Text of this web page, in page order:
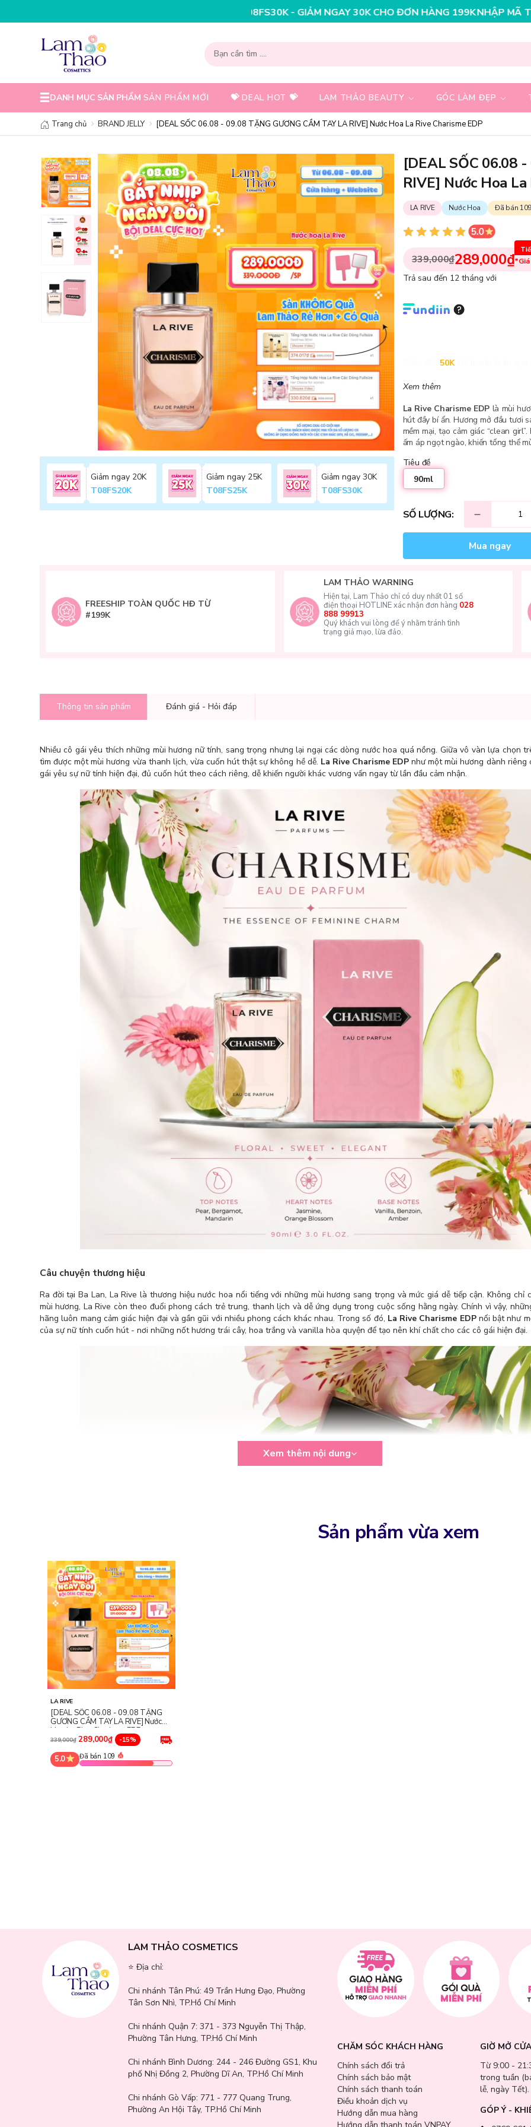
NHẬP MÃ T08FS30K - GIẢM NGAY 30K CHO ĐƠN HÀNG 199KNHẬP MÃ T08FS25K - GIẢM
DANH MỤC SẢN PHẨM SẢN PHẨM MỚI 💝 DEAL HOT 💝 LAM THẢO BEAUTY GÓC LÀM ĐẸP
Trang chủ BRAND JELLY [DEAL SỐC 06.08 - 09.08 TẶNG GƯƠNG CẦM TAY LA RIVE] Nước Hoa La Rive Charisme EDP
Giảm ngay 20K
T08FS20K
Giảm ngay 25K
T08FS25K
Giảm ngay 30K
T08FS30K
[DEAL SỐC 06.08
RIVE] Nước Hoa
LA RIVE Nước Hoa Đã bán 109
339,000₫289,000₫
Trả sau đến 12 tháng với
50K
Xem thêm
La Rive Charisme EDP là mùi
hút đầy bí ẩn. Hương mở đầu tươi
mềm mại, tạo cảm giác “clean
ấm áp ngọt ngào, khiến tổng thể
Tiêu đề
90ml
SỐ LƯỢNG:
Mua ngay
FREESHIP TOÀN QUỐC HĐ TỪ
#199K
LAM THẢO WARNING
Hiện tại, Lam Thảo chỉ có duy nhất 01 số
điện thoại HOTLINE xác nhận đơn hàng 028
888 99913
Quý khách vui lòng để ý nhằm tránh tình
trạng giả mạo, lừa đảo.
Thông tin sản phẩm Đánh giá - Hỏi đáp
Nhiều cô gái yêu thích những mùi hương nữ tính, sang trọng nhưng lại ngại các dòng nước hoa quá nồng. Giữa vô vàn lựa chọn
tìm được một mùi hương vừa thanh lịch, vừa cuốn hút thật sự không hề dễ. La Rive Charisme EDP như một mùi hương dành riêng
gái yêu sự nữ tính hiện đại, đủ cuốn hút theo cách riêng, dễ khiến người khác vương vấn ngay từ lần đầu cảm nhận.
Câu chuyện thương hiệu
Ra đời tại Ba Lan, La Rive là thương hiệu nước hoa nổi tiếng với những mùi hương sang trọng và mức giá dễ tiếp cận. Không chỉ
mùi hương, La Rive còn theo đuổi phong cách trẻ trung, thanh lịch và dễ ứng dụng trong cuộc sống hằng ngày. Chính vì vậy,
hãng luôn mang cảm giác hiện đại và gần gũi với nhiều phong cách khác nhau. Trong số đó, La Rive Charisme EDPnổi bật như
của sự nữ tính cuốn hút - nơi những nốt hương trái cây, hoa trắng và vanilla hòa quyện để tạo nên khí chất cho các cô gái hiện đại.
→ Phù hợp sử dụng cho nhiều khoảnh khắc, không quá nồng gắt
→ Độ lưu hương ổn trong tầm giá, giúp cơ thể luôn thơm và dễ chịu suốt nhiều giờ liền
→ Thiết kế sang trọng, hiện đại, thích hợp làm quà tặng hoặc tự thưởng cho bản thân
Xem thêm nội dung
Sản phẩm vừa xem
LA RIVE
[DEAL SỐC 06.08 - 09.08 TẶNG
GƯƠNG CẦM TAY LA RIVE] Nước
Hoa La Rive Charisme EDP
339,000₫ 289,000₫ -15%
5.0 Đã bán 109
LAM THẢO COSMETICS
⭐️ Địa chỉ:
Chi nhánh Tân Phú: 49 Trần Hưng Đạo, Phường
Tân Sơn Nhì, TP.Hồ Chí Minh
Chi nhánh Quận 7: 371 - 373 Nguyễn Thị Thập,
Phường Tân Hưng, TP.Hồ Chí Minh
Chi nhánh Bình Dương: 244 - 246 Đường GS1, Khu
phố Nhị Đồng 2, Phường Dĩ An, TP.Hồ Chí Minh
Chi nhánh Gò Vấp: 771 - 777 Quang Trung,
Phường An Hội Tây, TP.Hồ Chí Minh
CHĂM SÓC KHÁCH HÀNG
Chính sách đổi trả
Chính sách bảo mật
Chính sách thanh toán
Điều khoản dịch vụ
Hướng dẫn mua hàng
GIỜ MỞ CỬA
Từ 9:00 -
trong tuần
lễ, ngày Tết).
GÓP Ý -